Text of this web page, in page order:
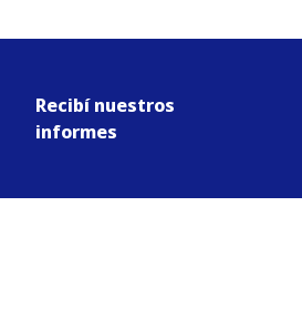
Recibí nuestros
informes